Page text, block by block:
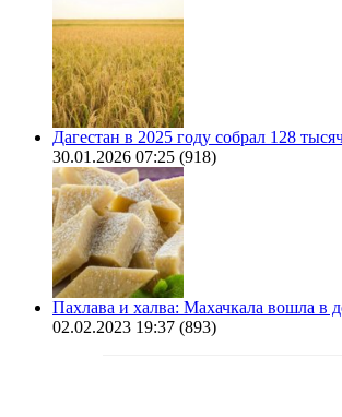
Дагестан в 2025 году собрал 128
30.01.2026 07:25 (918)
Пахлава и халва: Махачкала вошла в
02.02.2023 19:37 (893)